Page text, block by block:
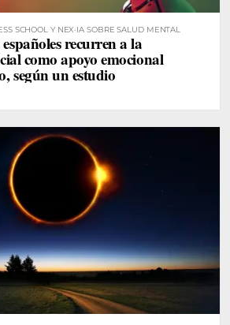
SCHOOL Y NEX·IA SOBRE SALUD MENTAL
recurren a la
como apoyo emocional
según un estudio